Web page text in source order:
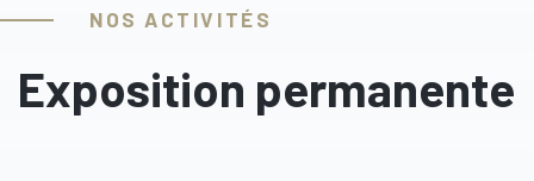
NOS ACTIVITÉS
Exposition permanente